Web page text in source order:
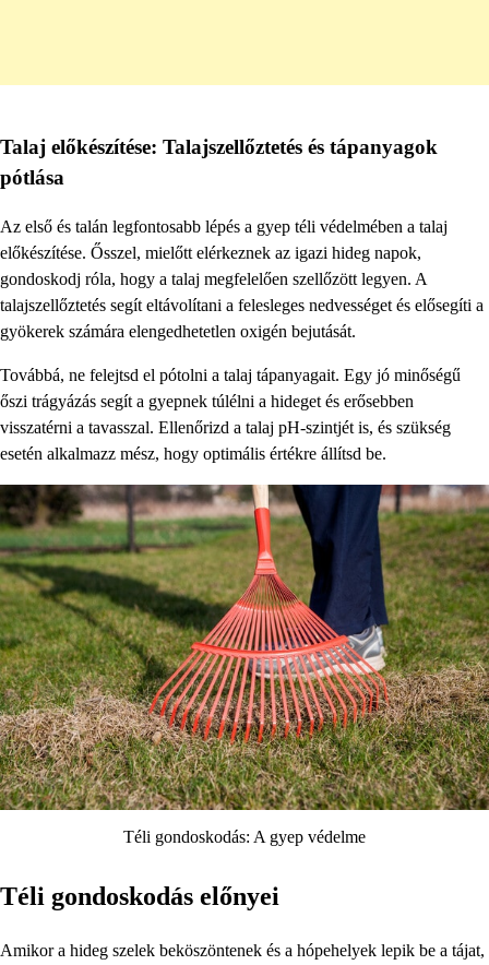
Talaj előkészítése: Talajszellőztetés és tápanyagok
pótlása
Az első és talán legfontosabb lépés a gyep téli védelmében a talaj
előkészítése. Ősszel, mielőtt elérkeznek az igazi hideg napok,
gondoskodj róla, hogy a talaj megfelelően szellőzött legyen. A
talajszellőztetés segít eltávolítani a felesleges nedvességet és elősegíti a
gyökerek számára elengedhetetlen oxigén bejutását.
Továbbá, ne felejtsd el pótolni a talaj tápanyagait. Egy jó minőségű
őszi trágyázás segít a gyepnek túlélni a hideget és erősebben
visszatérni a tavasszal. Ellenőrizd a talaj pH-szintjét is, és szükség
esetén alkalmazz mész, hogy optimális értékre állítsd be.
Téli gondoskodás: A gyep védelme
Téli gondoskodás előnyei
Amikor a hideg szelek beköszöntenek és a hópehelyek lepik be a tájat,